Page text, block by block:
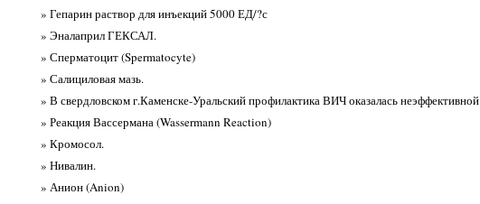
» Гепарин раствор для инъекций 5000 ЕД/?с
» Эналаприл ГЕКСАЛ.
» Сперматоцит (Spermatocyte)
» Салициловая мазь.
» В свердловском г.Каменске-Уральский профилактика ВИЧ оказалась неэффективной
» Реакция Вассермана (Wassermann Reaction)
» Кромосол.
» Нивалин.
» Анион (Anion)